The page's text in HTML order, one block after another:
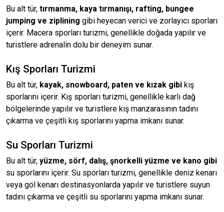
Bu alt tür, tırmanma, kaya tırmanışı, rafting, bungee
jumping ve ziplining gibi heyecan verici ve zorlayıcı sporları
içerir. Macera sporları turizmi, genellikle doğada yapılır ve
turistlere adrenalin dolu bir deneyim sunar.
Kış Sporları Turizmi
Bu alt tür, kayak, snowboard, paten ve kızak gibi kış
sporlarını içerir. Kış sporları turizmi, genellikle karlı dağ
bölgelerinde yapılır ve turistlere kış manzarasının tadını
çıkarma ve çeşitli kış sporlarını yapma imkanı sunar.
Su Sporları Turizmi
Bu alt tür, yüzme, sörf, dalış, şnorkelli yüzme ve kano gibi
su sporlarını içerir. Su sporları turizmi, genellikle deniz kenarı
veya göl kenarı destinasyonlarda yapılır ve turistlere suyun
tadını çıkarma ve çeşitli su sporlarını yapma imkanı sunar.